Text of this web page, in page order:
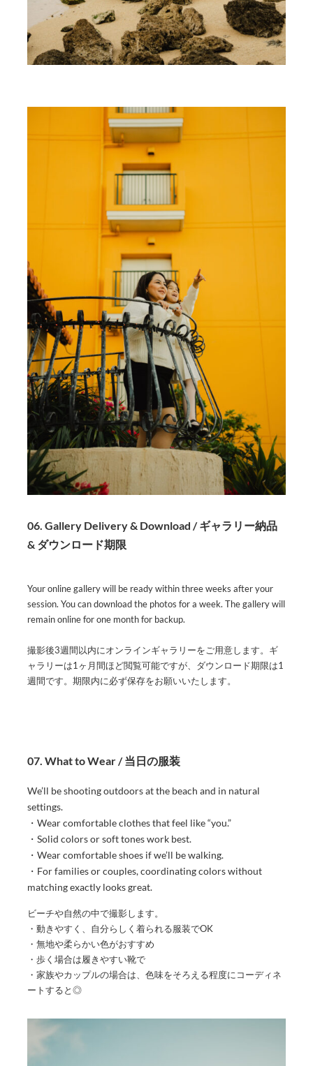
06. Gallery Delivery & Download / ギャラリー納品
& ダウンロード期限
Your online gallery will be ready within three weeks after your
session. You can download the photos for a week. The gallery will
remain online for one month for backup.
撮影後3週間以内にオンラインギャラリーをご用意します。ギ
ャラリーは1ヶ月間ほど閲覧可能ですが、ダウンロード期限は1
週間です。期限内に必ず保存をお願いいたします。
07. What to Wear / 当日の服装
We’ll be shooting outdoors at the beach and in natural
settings.
・Wear comfortable clothes that feel like “you.”
・Solid colors or soft tones work best.
・Wear comfortable shoes if we’ll be walking.
・For families or couples, coordinating colors without
matching exactly looks great.
ビーチや自然の中で撮影します。
・動きやすく、自分らしく着られる服装でOK
・無地や柔らかい色がおすすめ
・歩く場合は履きやすい靴で
・家族やカップルの場合は、色味をそろえる程度にコーディネ
ートすると◎